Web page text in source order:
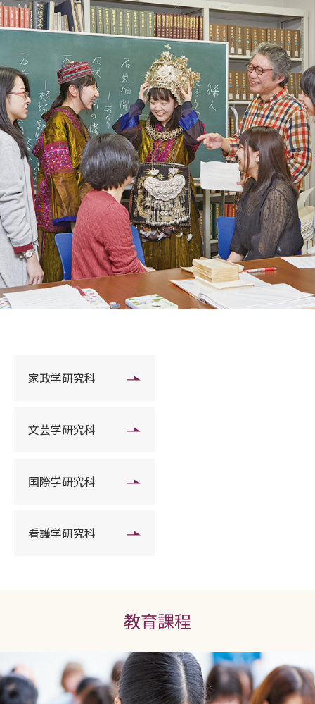
家政学研究科
文芸学研究科
国際学研究科
看護学研究科
教育課程